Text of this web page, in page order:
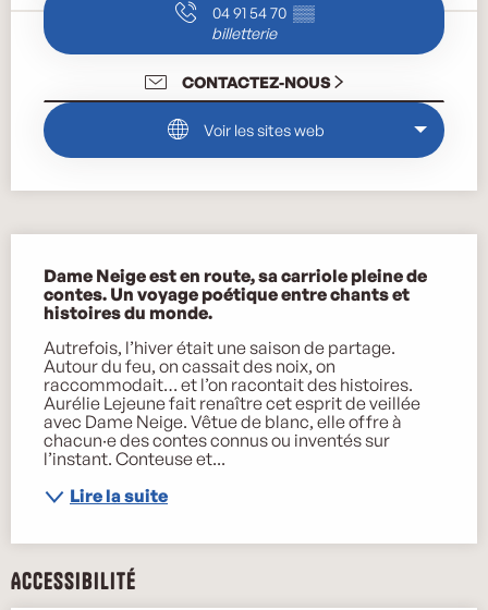
04 91 54 70 ▒▒
billetterie
CONTACTEZ-NOUS
Voir les sites web
Dame Neige est en route, sa carriole pleine de
contes. Un voyage poétique entre chants et
histoires du monde.
Autrefois, l’hiver était une saison de partage.
Autour du feu, on cassait des noix, on
raccommodait… et l’on racontait des histoires.
Aurélie Lejeune fait renaître cet esprit de veillée
avec Dame Neige. Vêtue de blanc, elle offre à
chacun·e des contes connus ou inventés sur
l’instant. Conteuse et...
Lire la suite
Accessibilité